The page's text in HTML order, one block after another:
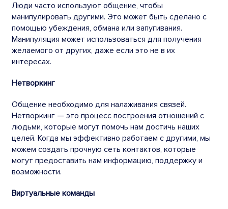
Люди часто используют общение, чтобы
манипулировать другими. Это может быть сделано с
помощью убеждения, обмана или запугивания.
Манипуляция может использоваться для получения
желаемого от других, даже если это не в их
интересах.
Нетворкинг
Общение необходимо для налаживания связей.
Нетворкинг — это процесс построения отношений с
людьми, которые могут помочь нам достичь наших
целей. Когда мы эффективно работаем с другими, мы
можем создать прочную сеть контактов, которые
могут предоставить нам информацию, поддержку и
возможности.
Виртуальные команды